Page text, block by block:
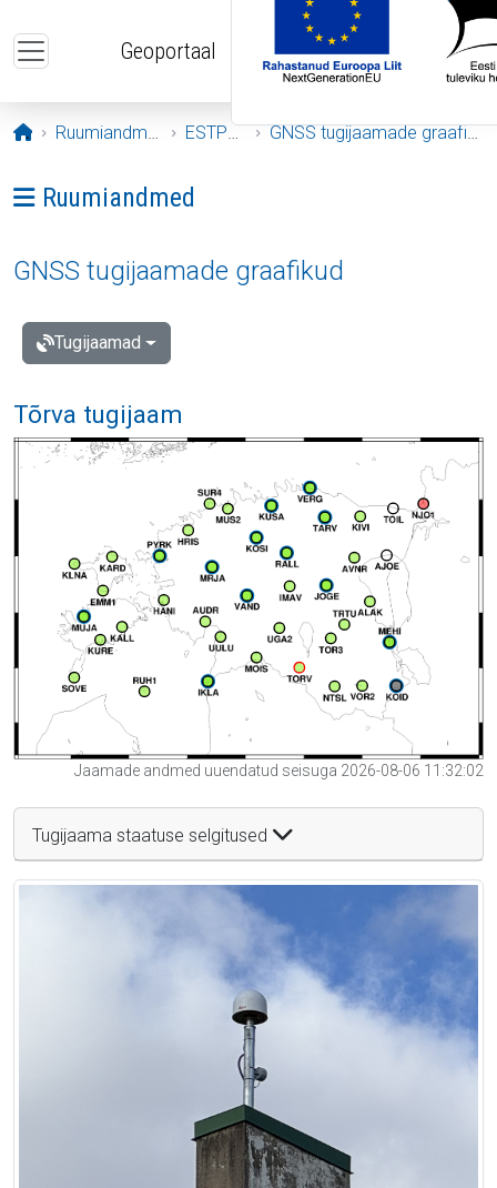
Geoportaal
Avaleht
Ruumiandmed ESTPOS GNSS tugijaamade graafikud
Ava menüü: Ruumiandmed
Ruumiandmed
GNSS tugijaamade graafikud
Tugijaamad
Tõrva tugijaam
Jaamade andmed uuendatud seisuga 2026-08-06 11:32:02
Tugijaama staatuse selgitused